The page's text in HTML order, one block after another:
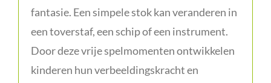
fantasie. Een simpele stok kan veranderen in
een toverstaf, een schip of een instrument.
Door deze vrije spelmomenten ontwikkelen
kinderen hun verbeeldingskracht en